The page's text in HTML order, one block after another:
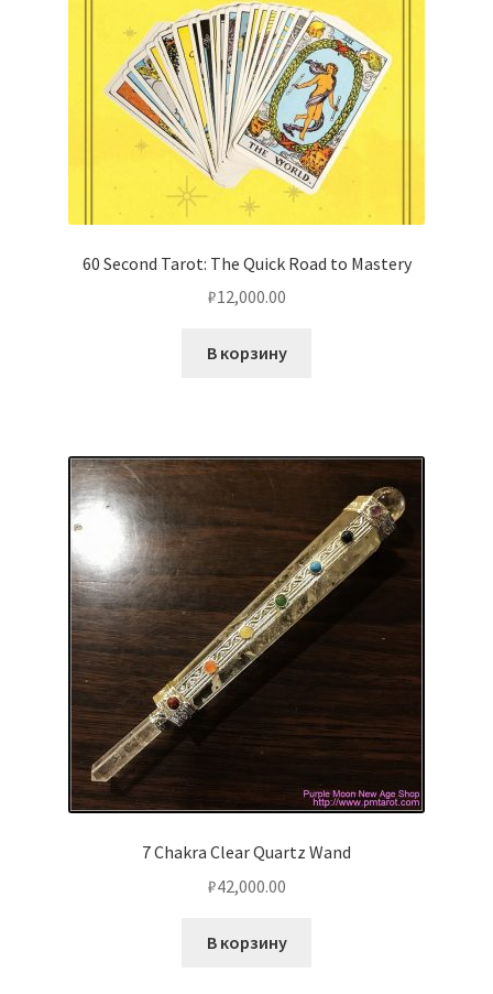
60 Second Tarot: The Quick Road to Mastery
₽12,000.00
В корзину
7 Chakra Clear Quartz Wand
₽42,000.00
В корзину